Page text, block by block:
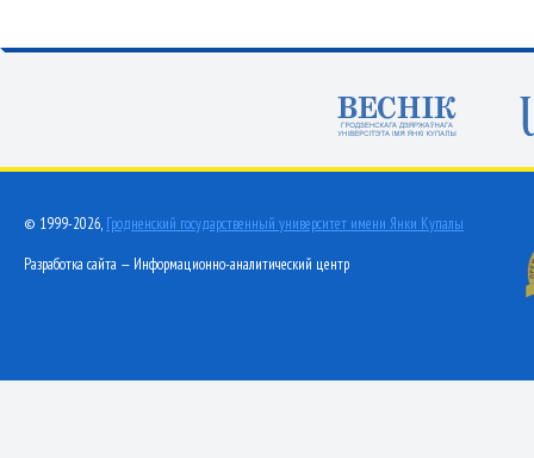
© 1999-2026, Гродненский государственный университет имени Янки Купалы
Разработка сайта — Информационно-аналитический центр